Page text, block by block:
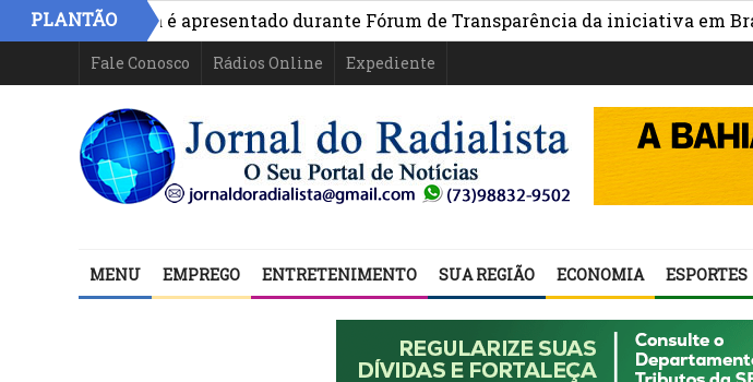
PLANTÃO
na Bahia é apresentado durante Fórum de Transparência da iniciativa em Brasília »
Fale Conosco Rádios Online Expediente
MENU EMPREGO ENTRETENIMENTO SUA REGIÃO ECONOMIA ESPORTES